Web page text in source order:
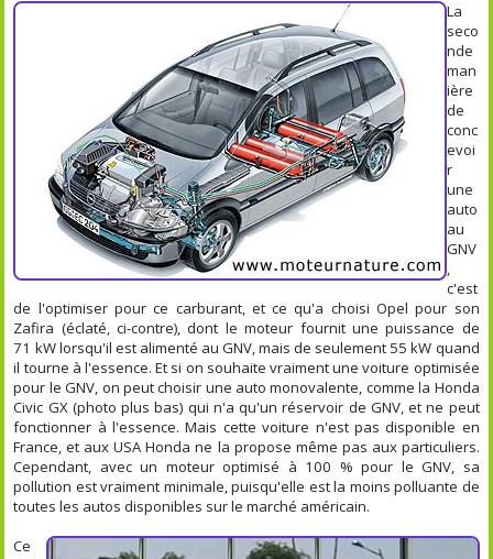
La
seco
nde
man
ière
de
conc
evoi
r
une
auto
au
GNV
,
c'est
de l'optimiser pour ce carburant, et ce qu'a choisi Opel pour son
Zafira (éclaté, ci-contre), dont le moteur fournit une puissance de
71 kW lorsqu'il est alimenté au GNV, mais de seulement 55 kW quand
il tourne à l'essence. Et si on souhaite vraiment une voiture optimisée
pour le GNV, on peut choisir une auto monovalente, comme la Honda
Civic GX (photo plus bas) qui n'a qu'un réservoir de GNV, et ne peut
fonctionner à l'essence. Mais cette voiture n'est pas disponible en
France, et aux USA Honda ne la propose même pas aux particuliers.
Cependant, avec un moteur optimisé à 100 % pour le GNV, sa
pollution est vraiment minimale, puisqu'elle est la moins polluante de
toutes les autos disponibles sur le marché américain.
Ce